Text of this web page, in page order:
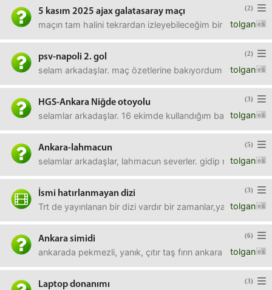
(2)
5 kasım 2025 ajax galatasaray maçı
tolgan
maçın tam halini tekrardan izleyebileceğim bir kaynak var
(2)
psv-napoli 2. gol
tolgan
selam arkadaşlar. maç özetlerine bakıyordum da psv 2.
(3)
HGS-Ankara Niğde otoyolu
tolgan
selamlar arkadaşlar. 16 ekimde kullandığım banka
(5)
Ankara-lahmacun
tolgan
selamlar arkadaşlar, lahmacun severler. gidip memnun
(3)
İsmi hatırlanmayan dizi
tolgan
Trt de yayınlanan bir dizi vardır bir zamanlar,yabancı.
(6)
Ankara simidi
tolgan
ankarada pekmezli, yanık, çıtır taş fırın ankara simidini
(3)
Laptop donanımı